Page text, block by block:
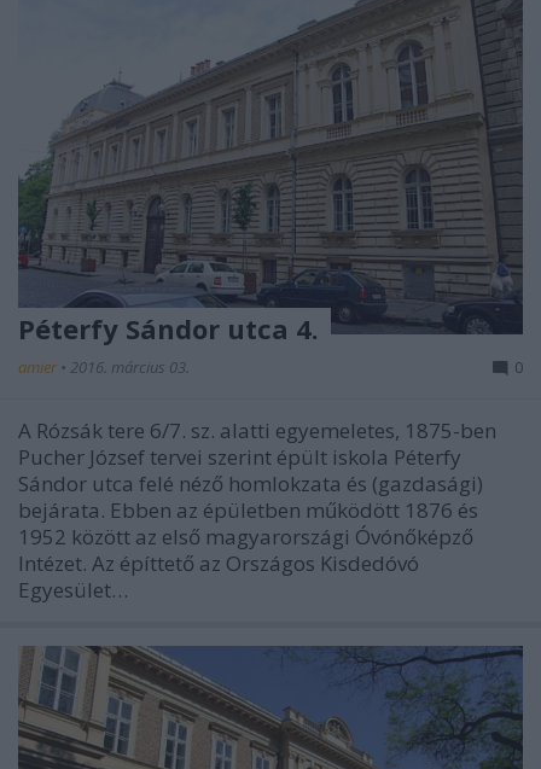
Péterfy Sándor utca 4.
amier • 2016. március 03. 0
A Rózsák tere 6/7. sz. alatti egyemeletes, 1875-ben
Pucher József tervei szerint épült iskola Péterfy
Sándor utca felé néző homlokzata és (gazdasági)
bejárata. Ebben az épületben működött 1876 és
1952 között az első magyarországi Óvónőképző
Intézet. Az építtető az Országos Kisdedóvó
Egyesület…